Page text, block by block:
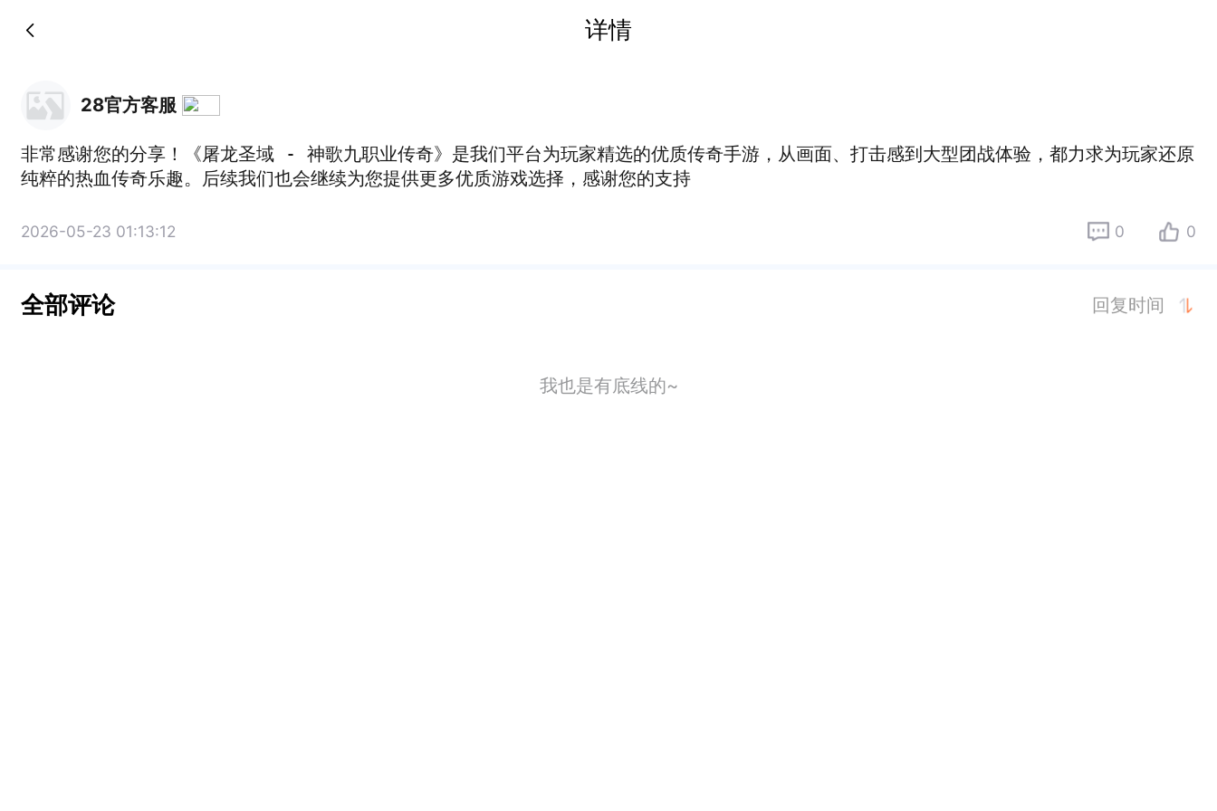
详情
28官方客服
非常感谢您的分享！《屠龙圣域 - 神歌九职业传奇》是我们平台为玩家精选的优质传奇手游，从画面、打击感到大型团战体验，都力求为玩家还原
纯粹的热血传奇乐趣。后续我们也会继续为您提供更多优质游戏选择，感谢您的支持
2026-05-23 01:13:12 0 0
全部评论 回复时间
我也是有底线的~